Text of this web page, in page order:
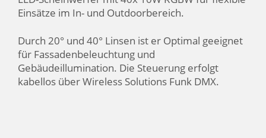
Einsätze im In- und Outdoorbereich.
Durch 20° und 40° Linsen ist er Optimal geeignet
für Fassadenbeleuchtung und
Gebäudeillumination. Die Steuerung erfolgt
kabellos über Wireless Solutions Funk DMX.